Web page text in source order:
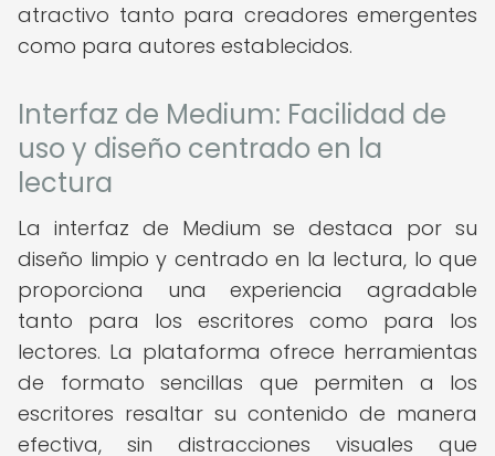
atractivo tanto para creadores emergentes
como para autores establecidos.
Interfaz de Medium: Facilidad de
uso y diseño centrado en la
lectura
La interfaz de Medium se destaca por su
diseño limpio y centrado en la lectura, lo que
proporciona una experiencia agradable
tanto para los escritores como para los
lectores. La plataforma ofrece herramientas
de formato sencillas que permiten a los
escritores resaltar su contenido de manera
efectiva, sin distracciones visuales que